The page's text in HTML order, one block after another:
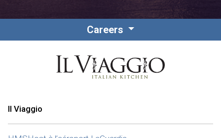
Amérique du Nord
Careers
Il Viaggio